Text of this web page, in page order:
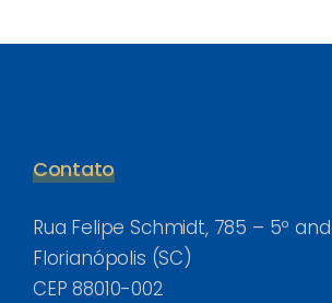
Contato
Rua Felipe Schmidt, 785 – 5º
Florianópolis (SC)
CEP 88010-002